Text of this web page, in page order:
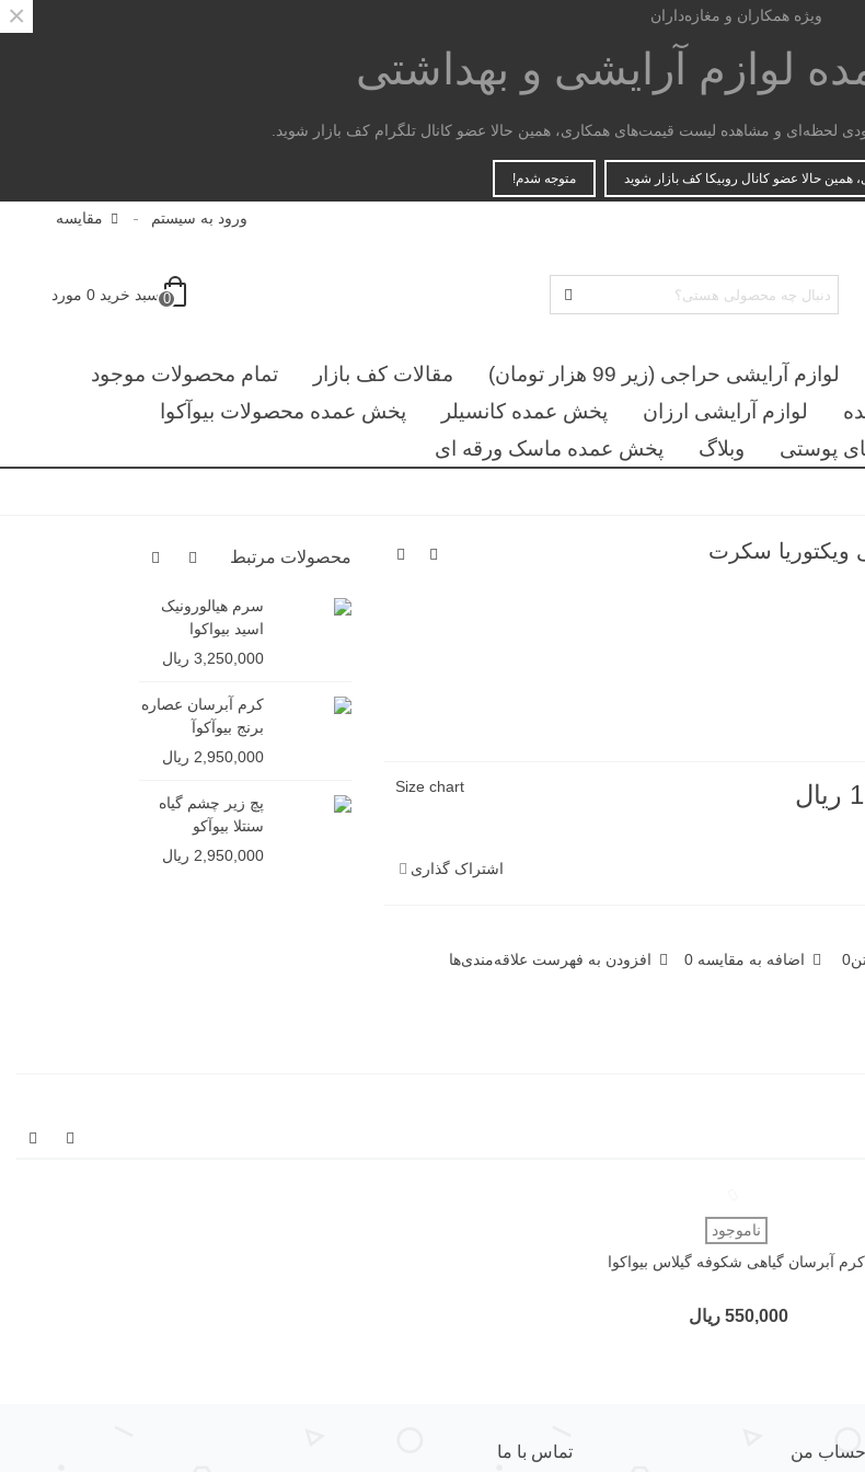
ویژه همکاران و مغازه‌داران
لوازم آرایشی و بهداشتی
لحظه‌ای و مشاهده لیست قیمت‌های همکاری، همین حالا عضو کانال تلگرام کف بازار شوید.
حالا عضو کانال روبیکا کف بازار شوید متوجه شدم!
×
ورود به سیستم مقایسه
0 سبد خرید 0 مورد
لوازم آرایشی حراجی (زیر 99 هزار تومان) مقالات کف بازار
تمام محصولات موجود
لوازم آرایشی ارزان پخش عمده کانسیلر
پخش عمده محصولات بیوآکوا
پوستی وبلاگ پخش عمده ماسک ورقه ای
ویکتوریا سکرت
Size chart
اشتراک گذاری
0 اضافه به مقایسه 0 افزودن به فهرست علاقه‌مندی‌ها
محصولات مرتبط
سرم هیالورونیک
اسید بیواکوا
3,250,000 ریال
کرم آبرسان عصاره
برنج بیوآکوآ
2,950,000 ریال
پچ زیر چشم گیاه
سنتلا بیوآکو
2,950,000 ریال
دوست داشتن
ناموجود
کرم آبرسان گیاهی شکوفه گیلاس بیواکوا
550,000 ریال
حساب من تماس با ما